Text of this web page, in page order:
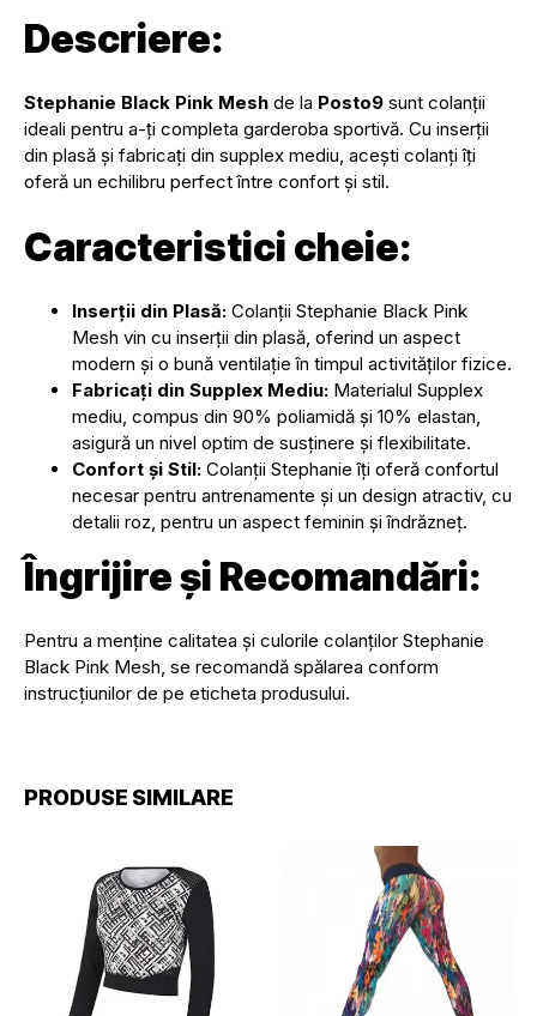
Descriere:
Stephanie Black Pink Mesh de la Posto9 sunt colanții
ideali pentru a-ți completa garderoba sportivă. Cu inserții
din plasă și fabricați din supplex mediu, acești colanți îți
oferă un echilibru perfect între confort și stil.
Caracteristici cheie:
Inserții din Plasă: Colanții Stephanie Black Pink
Mesh vin cu inserții din plasă, oferind un aspect
modern și o bună ventilație în timpul activităților fizice.
Fabricați din Supplex Mediu: Materialul Supplex
mediu, compus din 90% poliamidă și 10% elastan,
asigură un nivel optim de susținere și flexibilitate.
Confort și Stil: Colanții Stephanie îți oferă confortul
necesar pentru antrenamente și un design atractiv, cu
detalii roz, pentru un aspect feminin și îndrăzneț.
Îngrijire și Recomandări:
Pentru a menține calitatea și culorile colanților Stephanie
Black Pink Mesh, se recomandă spălarea conform
instrucțiunilor de pe eticheta produsului.
PRODUSE SIMILARE